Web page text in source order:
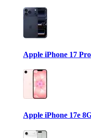
Apple iPhone 17
Apple iPhone 17e